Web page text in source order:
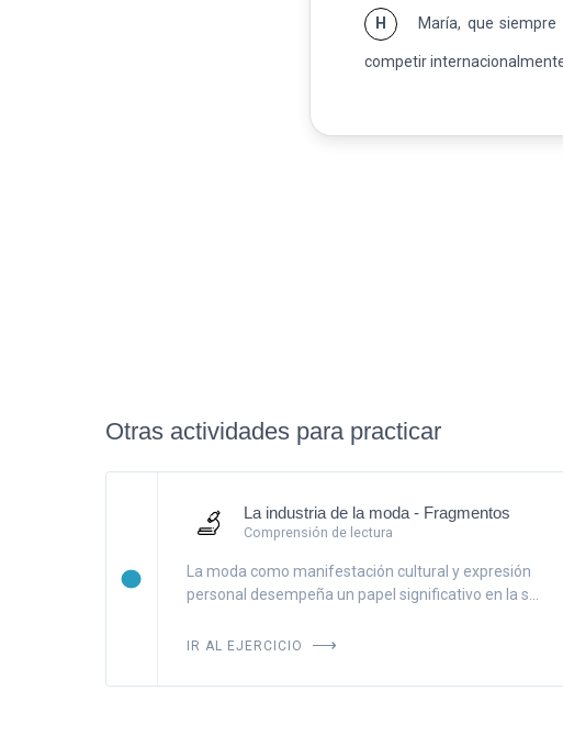
H María, que
competir
Otras actividades para practicar
La industria de la moda - Fragmentos
Comprensión de lectura
La moda como manifestación cultural y expresión
personal desempeña un papel significativo en la s...
IR AL EJERCICIO